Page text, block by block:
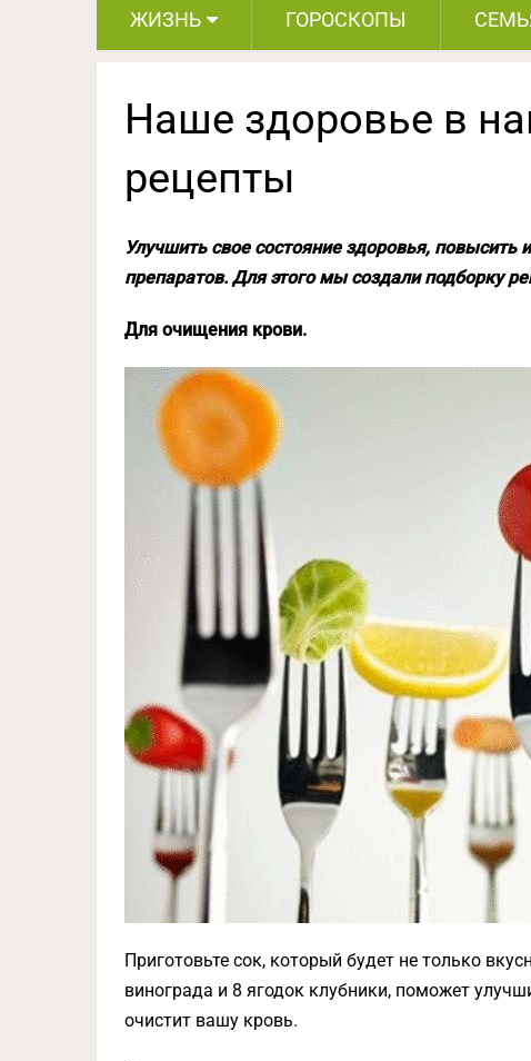
ЖИЗНЬ ГОРОСКОПЫ
Наше здоровье в
рецепты
Улучшить свое состояние здоровья,
препаратов. Для этого мы создали подборку
Для очищения крови.
Приготовьте сок, который будет не только
винограда и 8 ягодок клубники, поможет
очистит вашу кровь.